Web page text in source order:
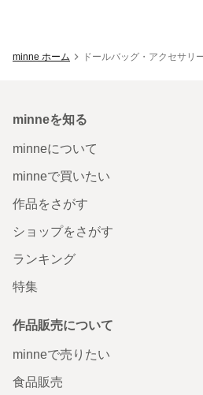
minne ホーム ドールバッグ・アクセサリ
minneを知る
minneについて
minneで買いたい
作品をさがす
ショップをさがす
ランキング
特集
作品販売について
minneで売りたい
食品販売